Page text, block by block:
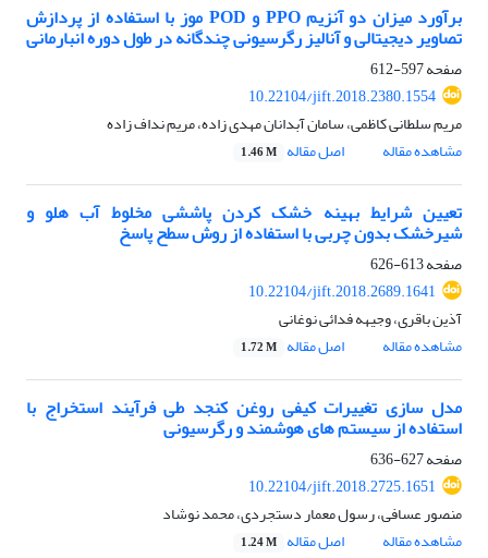
برآورد میزان دو آنزیم‏ PPO و POD موز با استفاده از پردازش
تصاویر دیجیتالی و آنالیز رگرسیونی چندگانه در طول دوره انبارمانی
صفحه597-612
10.22104/jift.2018.2380.1554
مریم سلطانی کاظمی، سامان آبدانان مهدی زاده، مریم نداف زاده
مشاهده مقاله
اصل مقاله 1.46 M
تعیین شرایط بهینه خشک کردن پاششی مخلوط آب هلو و
شیرخشک بدون چربی با استفاده از روش سطح پاسخ
صفحه613-626
10.22104/jift.2018.2689.1641
آذین باقری، وجیهه فدائی نوغانی
مشاهده مقاله
اصل مقاله 1.72 M
مدل سازی تغییرات کیفی روغن کنجد طی فرآیند استخراج با
استفاده از سیستم های هوشمند و رگرسیونی
صفحه627-636
10.22104/jift.2018.2725.1651
منصور عسافی، رسول معمار دستجردی، محمد نوشاد
مشاهده مقاله
اصل مقاله 1.24 M